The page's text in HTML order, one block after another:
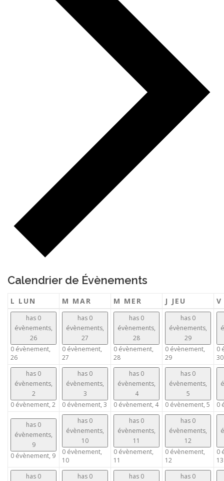
Calendrier de Évènements
L LUN M MAR M MER J JEU
has 0
évènements,
26
0 évènement,
26
has 0
évènements,
27
0 évènement,
27
has 0
évènements,
28
0 évènement,
28
has 0
évènements,
29
0 évènement,
29
0
30
has 0
évènements,
2
0 évènement, 2
has 0
évènements,
3
0 évènement, 3
has 0
évènements,
4
0 évènement, 4
has 0
évènements,
5
0 évènement, 5 0
has 0
évènements,
9
0 évènement, 9
has 0
évènements,
10
0 évènement,
10
has 0
évènements,
11
0 évènement,
11
has 0
évènements,
12
0 évènement,
12
0
13
has 0
has 0
has 0
has 0